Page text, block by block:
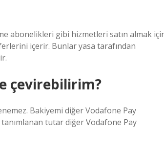
abonelikleri gibi hizmetleri satın almak
içerir. Bunlar yasa tarafından
çevirebilirim?
Bakiyemi diğer Vodafone Pay
tutar diğer Vodafone Pay